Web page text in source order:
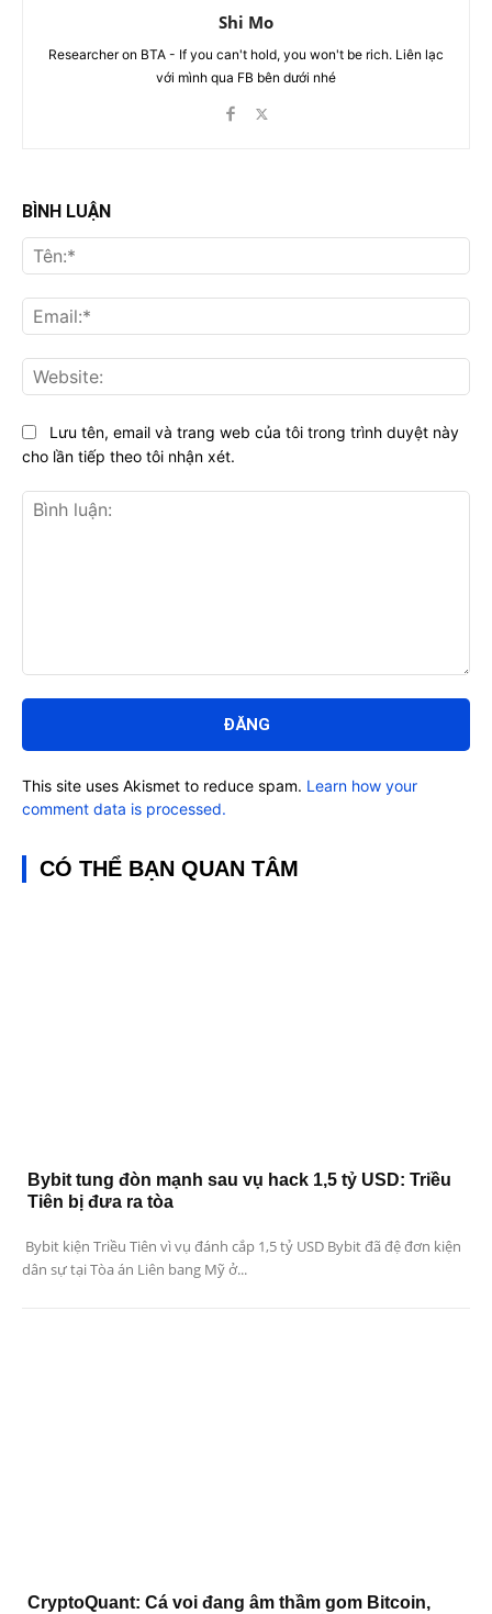
Shi Mo
Researcher on BTA - If you can't hold, you won't be rich. Liên lạc
với mình qua FB bên dưới nhé
BÌNH LUẬN
luận:
Lưu tên, email và trang web của tôi trong trình duyệt này
cho lần tiếp theo tôi nhận xét.
This site uses Akismet to reduce spam. Learn how your
comment data is processed.
CÓ THỂ BẠN QUAN TÂM
Bybit tung đòn mạnh sau vụ hack 1,5 tỷ USD: Triều
Tiên bị đưa ra tòa
Bybit kiện Triều Tiên vì vụ đánh cắp 1,5 tỷ USD Bybit đã đệ đơn kiện
dân sự tại Tòa án Liên bang Mỹ ở...
CryptoQuant: Cá voi đang âm thầm gom Bitcoin,